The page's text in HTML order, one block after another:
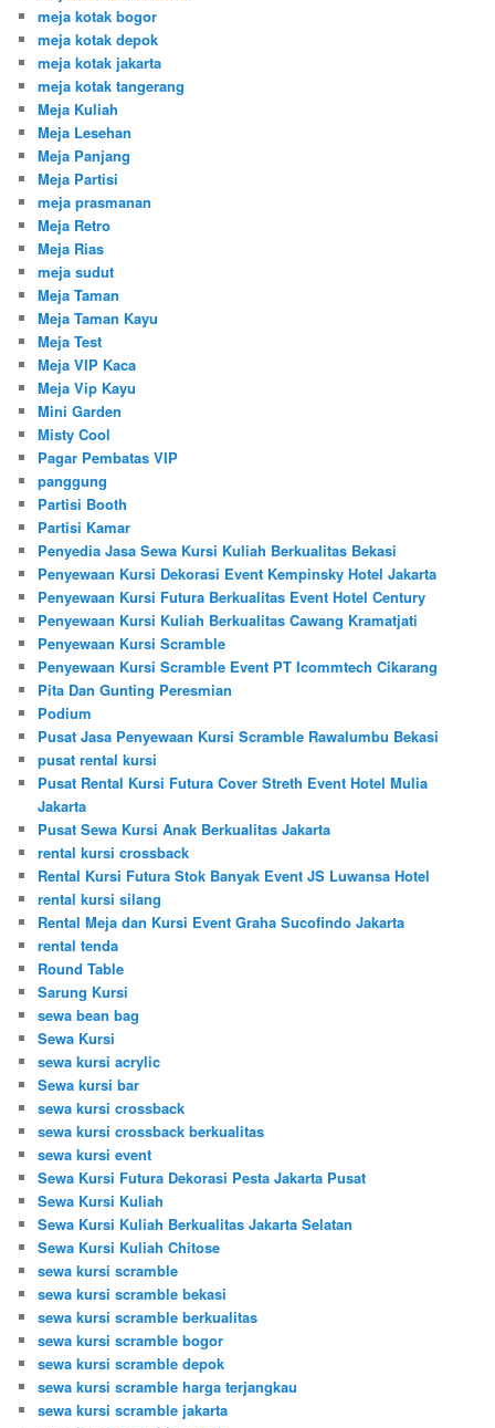
meja kotak bogor
meja kotak depok
meja kotak jakarta
meja kotak tangerang
Meja Kuliah
Meja Lesehan
Meja Panjang
Meja Partisi
meja prasmanan
Meja Retro
Meja Rias
meja sudut
Meja Taman
Meja Taman Kayu
Meja Test
Meja VIP Kaca
Meja Vip Kayu
Mini Garden
Misty Cool
Pagar Pembatas VIP
panggung
Partisi Booth
Partisi Kamar
Penyedia Jasa Sewa Kursi Kuliah Berkualitas Bekasi
Penyewaan Kursi Dekorasi Event Kempinsky Hotel Jakarta
Penyewaan Kursi Futura Berkualitas Event Hotel Century
Penyewaan Kursi Kuliah Berkualitas Cawang Kramatjati
Penyewaan Kursi Scramble
Penyewaan Kursi Scramble Event PT Icommtech Cikarang
Pita Dan Gunting Peresmian
Podium
Pusat Jasa Penyewaan Kursi Scramble Rawalumbu Bekasi
pusat rental kursi
Pusat Rental Kursi Futura Cover Streth Event Hotel Mulia
Jakarta
Pusat Sewa Kursi Anak Berkualitas Jakarta
rental kursi crossback
Rental Kursi Futura Stok Banyak Event JS Luwansa Hotel
rental kursi silang
Rental Meja dan Kursi Event Graha Sucofindo Jakarta
rental tenda
Round Table
Sarung Kursi
sewa bean bag
Sewa Kursi
sewa kursi acrylic
Sewa kursi bar
sewa kursi crossback
sewa kursi crossback berkualitas
sewa kursi event
Sewa Kursi Futura Dekorasi Pesta Jakarta Pusat
Sewa Kursi Kuliah
Sewa Kursi Kuliah Berkualitas Jakarta Selatan
Sewa Kursi Kuliah Chitose
sewa kursi scramble
sewa kursi scramble bekasi
sewa kursi scramble berkualitas
sewa kursi scramble bogor
sewa kursi scramble depok
sewa kursi scramble harga terjangkau
sewa kursi scramble jakarta